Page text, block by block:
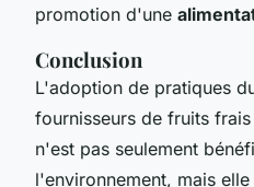
promotion d'une
Conclusion
L'adoption de pratiques
fournisseurs de fruits
n'est pas seulement
l'environnement, mais